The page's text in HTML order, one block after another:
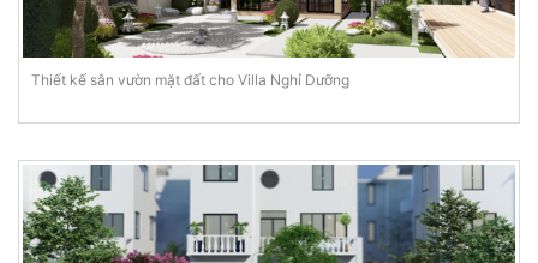
Thiết kế sân vườn mặt đất cho Villa Nghỉ Dưỡng